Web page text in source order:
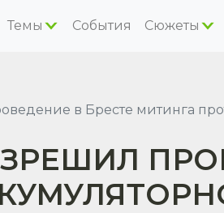
Темы События Сюжеты
в Бресте митинга